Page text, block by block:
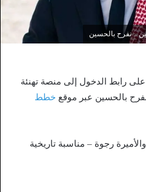
.. نفرح بالحسين
رابط الدخول إلى منصة تهنئة
بالحسين عبر موقع خطط
رجوة – مناسبة تاريخية